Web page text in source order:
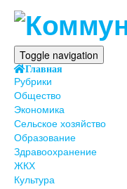
Toggle navigation
Главная
Рубрики
Общество
Экономика
Сельское хозяйство
Образование
Здравоохранение
ЖКХ
Культура